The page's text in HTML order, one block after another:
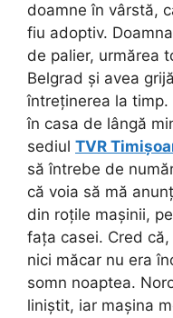
doamne în vârstă,
fiu adoptiv. Doamna
de palier, urmărea
Belgrad și avea
întreținerea la
în casa de lângă
sediul TVR
să întrebe de
că voia să mă
din roțile mașinii,
fața casei. Cred
nici măcar nu era
somn noaptea.
liniștit, iar mașina